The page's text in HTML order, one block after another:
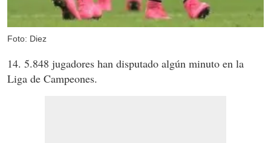
Foto: Diez
14. 5.848 jugadores han disputado algún minuto en la
Liga de Campeones.